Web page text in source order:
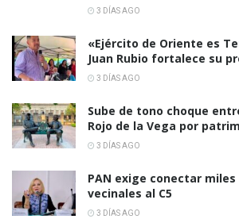
3 DÍAS AGO
«Ejército de Oriente es
Juan Rubio fortalece su
3 DÍAS AGO
Sube de tono choque
Rojo de la Vega por
3 DÍAS AGO
PAN exige conectar
vecinales al C5
3 DÍAS AGO